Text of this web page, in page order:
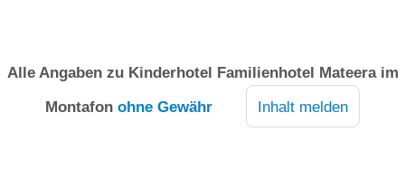
Alle Angaben zu Kinderhotel Familienhotel Mateera im
Montafon ohne Gewähr Inhalt melden